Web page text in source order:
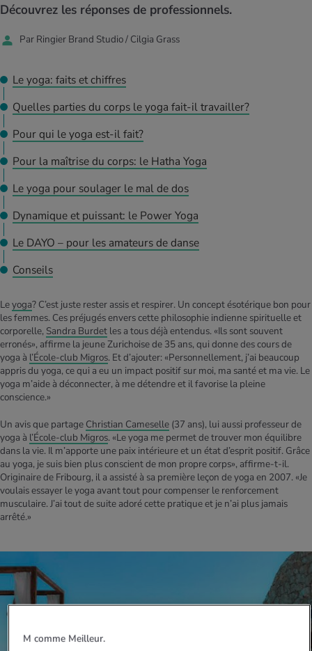
ACTUELS DANS LE DOMAINE ALIMENTATION
Calculateur d’IMC
ACTUELS DANS LE DOMAINE MOUVEMENT
Calculer la consommation de calories
Course & Jogging
ACTUELS DANS LE DOMAINE RELAXATION
Travail et santé
Détente active
des femmes
ACTUELS DANS LE DOMAINE MÉDECINE
Réduire la tension artérielle
ACTUELS DANS LE DOMAINE SERVICE
Tool, test et quiz
Découvrez les réponses de professionnels.
Par Ringier Brand Studio / Cilgia Grass
Le yoga: faits et chiffres
Quelles parties du corps le yoga fait-il travailler?
Pour qui le yoga est-il fait?
Pour la maîtrise du corps: le Hatha Yoga
Le yoga pour soulager le mal de dos
Dynamique et puissant: le Power Yoga
Le DAYO – pour les amateurs de danse
Conseils
Leyoga? C’est juste rester assis et respirer. Un concept ésotérique bon pour
les femmes. Ces préjugés envers cette philosophie indienne spirituelle et
corporelle, Sandra Burdet les a tous déjà entendus. «Ils sont souvent
erronés», affirme la jeune Zurichoise de 35 ans, qui donne des cours de
yoga à l’École-club Migros. Et d’ajouter: «Personnellement, j’ai beaucoup
appris du yoga, ce qui a eu un impact positif sur moi, ma santé et ma vie. Le
yoga m’aide à déconnecter, à me détendre et il favorise la pleine
conscience.»
Un avis que partage Christian Cameselle (37 ans), lui aussi professeur de
yoga à l’École-club Migros. «Le yoga me permet de trouver mon équilibre
dans la vie. Il m’apporte une paix intérieure et un état d’esprit positif. Grâce
au yoga, je suis bien plus conscient de mon propre corps», affirme-t-il.
Originaire de Fribourg, il a assisté à sa première leçon de yoga en 2007. «Je
voulais essayer le yoga avant tout pour compenser le renforcement
musculaire. J’ai tout de suite adoré cette pratique et je n’ai plus jamais
arrêté.»
M comme Meilleur.